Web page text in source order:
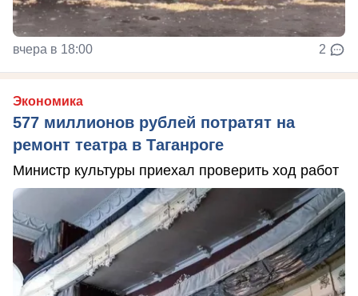
вчера в 18:00 2
Экономика
577 миллионов рублей потратят на
ремонт театра в Таганроге
Министр культуры приехал проверить ход работ